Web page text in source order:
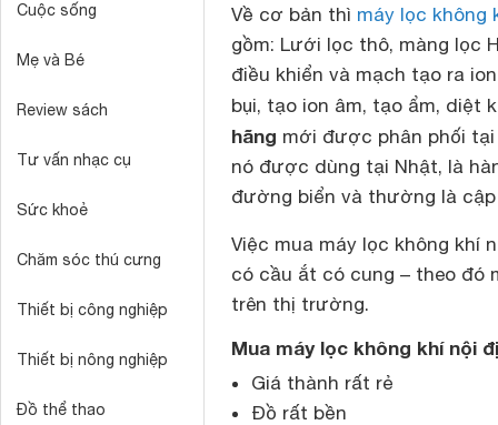
Cuộc sống
Mẹ và Bé
Review sách
Tư vấn nhạc cụ
Sức khoẻ
Chăm sóc thú cưng
Thiết bị công nghiệp
Thiết bị nông nghiệp
Đồ thể thao
Về cơ bản thì máy lọc không
gồm: Lưới lọc thô, màng lọc
điều khiển và mạch tạo ra
bụi, tạo ion âm, tạo ẩm,
hãng mới được phân phối
nó được dùng tại Nhật, là
đường biển và thường là
Việc mua máy lọc không khí
có cầu ắt có cung – theo đó
trên thị trường.
Mua máy lọc không khí nội
Giá thành rất rẻ
Đồ rất bền